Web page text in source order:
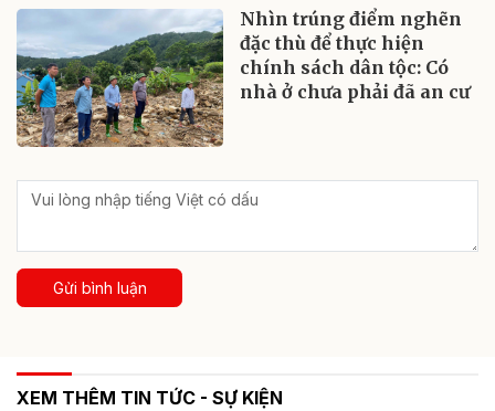
Nhìn trúng điểm nghẽn
đặc thù để thực hiện
chính sách dân tộc: Có
nhà ở chưa phải đã an cư
Gửi bình luận
XEM THÊM TIN TỨC - SỰ KIỆN